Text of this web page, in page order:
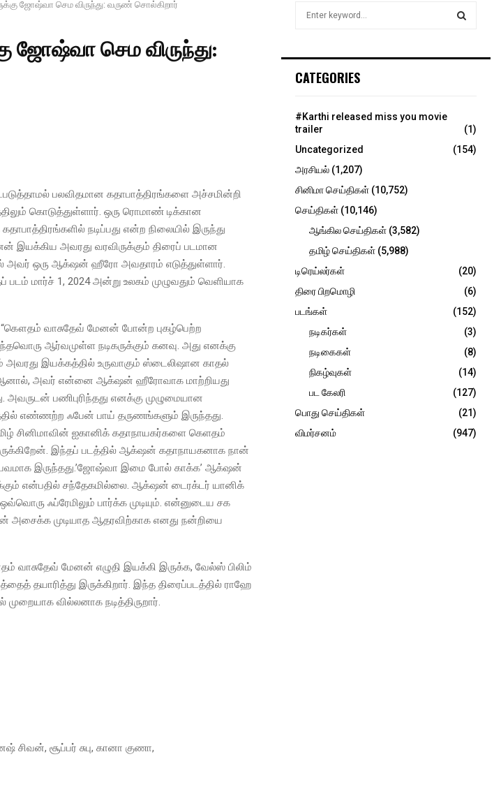
ஜோஷ்வா செம விருந்து: வருண் சொல்கிறார்
ஜோஷ்வா செம விருந்து:
பலவிதமான கதாபாத்திரங்களை அச்சமின்றி
கொடுத்துள்ளார். ஒரு ரொமாண் டிக்கான
நடிப்பது என்ற நிலையில் இருந்து
அவரது வரவிருக்கும் திரைப் படமான
அவர் ஒரு ஆக்‌ஷன் ஹீரோ அவதாரம் எடுத்துள்ளார்.
படம் மார்ச் 1, 2024 அன்று உலகம் முழுவதும் வெளியாக
“கௌதம் வாசுதேவ் மேனன் போன்ற புகழ்பெற்ற
ஆர்வமுள்ள நடிகருக்கும் கனவு. அது எனக்கு
அவரது இயக்கத்தில் உருவாகும் ஸ்டைலிஷான காதல்
ஆனால், அவர் என்னை ஆக்‌ஷன் ஹீரோவாக மாற்றியது
பணிபுரிந்தது எனக்கு முழுமையான
எண்ணற்ற ஃபேன் பாய் தருணங்களும் இருந்தது.
சினிமாவின் ஐகானிக் கதாநாயகர்களை கெளதம்
இந்தப் படத்தில் ஆக்‌ஷன் கதாநாயகனாக நான்
இருந்தது.’ஜோஷ்வா இமை போல் காக்க’ ஆக்‌ஷன்
என்பதில் சந்தேகமில்லை. ஆக்‌ஷன் டைரக்டர் யானிக்
ஃப்ரேமிலும் பார்க்க முடியும். என்னுடைய சக
அசைக்க முடியாத ஆதரவிற்காக எனது நன்றியை
மேனன் எழுதி இயக்கி இருக்க, வேல்ஸ் பிலிம்
தயாரித்து இருக்கிறார். இந்த திரைப்படத்தில் ராஹே
முறையாக வில்லனாக நடித்திருறார்.
சிவன், சூப்பர் சுபு, கானா குணா,
h
o
r
C
CATEGORIES
#Karthi released miss you movie
trailer
(1)
Uncategorized
(154)
அரசியல் (1,207)
சினிமா செய்திகள் (10,752)
செய்திகள் (10,146)
ஆங்கில செய்திகள் (3,582)
தமிழ் செய்திகள் (5,988)
டிரெய்லர்கள்
(20)
திரை பிறமொழி
(6)
படங்கள்
(152)
நடிகர்கள்
(3)
நடிகைகள்
(8)
நிகழ்வுகள்
(14)
பட கேலரி
(127)
பொது செய்திகள்
(21)
விமர்சனம்
(947)